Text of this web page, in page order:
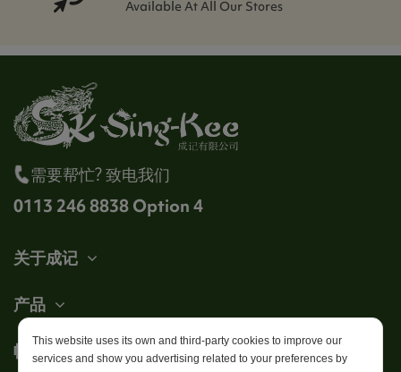
Available At All Our Stores
需要帮忙? 致电我们
0113 246 8838 Option 4
关于成记
产品
帐户This website uses its own and third-party cookies to improve our
services and show you advertising related to your preferences by